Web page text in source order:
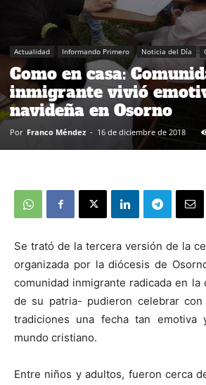
Actualidad Informando Primero Noticia del Día
Como en casa:
inmigrante vivió
navideña en Osorno
Por Franco Méndez - 16 de diciembre de 2018
Se trató de la tercera versión de la
organizada por la diócesis de
comunidad inmigrante radicada en la
de su patria- pudieron celebrar
tradiciones una fecha tan emotiva
mundo cristiano.
Entre niños y adultos, fueron cerca